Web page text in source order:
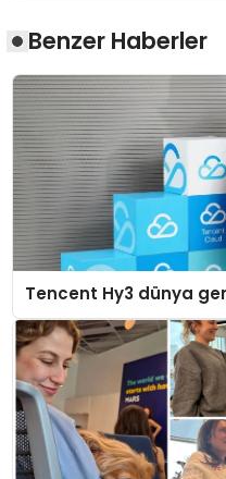
Benzer Haberler
Tencent Hy3 dünya